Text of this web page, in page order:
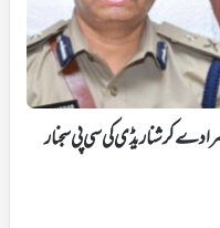
ادے کرشنا ریڈی کی سی پی سجنار